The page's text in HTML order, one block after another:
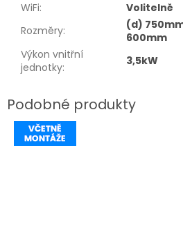
WiFi:
Volitelně
Rozměry:
(d)
600mm
Výkon vnitřní
jednotky: 3,5kW